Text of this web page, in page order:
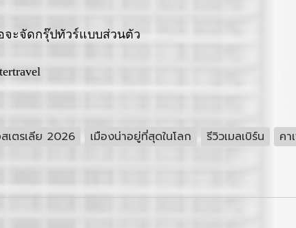
จะจัดกรุ๊ปทัวร์แบบส่วนตัว
เตรเลีย 2026 เมืองน่าอยู่ที่สุดในโลก รีวิวเมลเบิร์น คา